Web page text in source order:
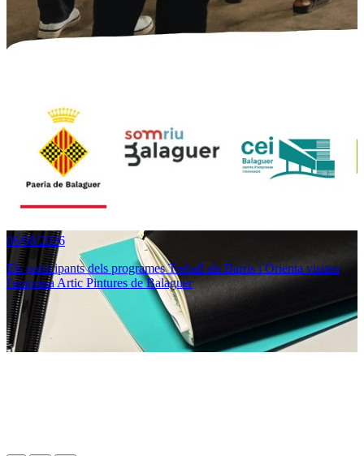
06/08/2026
Els participants dels programes Treball als Barris i Orienta visiten
l'empresa Artic Pintures de Balaguer